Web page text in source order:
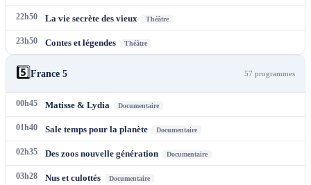
22h50 La vie secrète des vieux Théâtre
23h50 Contes et légendes Théâtre
5️⃣France 5 57 programmes
00h45 Matisse & Lydia Documentaire
01h40 Sale temps pour la planète Documentaire
02h35 Des zoos nouvelle génération Documentaire
03h28 Nus et culottés Documentaire